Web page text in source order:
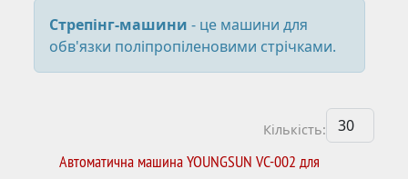
Стрепінг-машини - це машини для
обв'язки поліпропіленовими стрічками.
Кількість:
Автоматична машина YOUNGSUN VC-002 для